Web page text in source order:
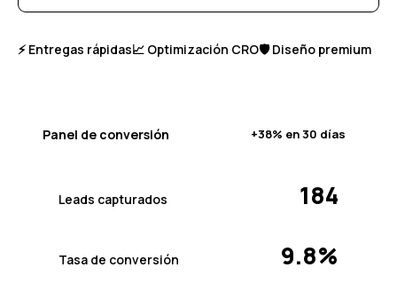
⚡ Entregas rápidas📈 Optimización CRO🛡️ Diseño premium
Panel de conversión +38% en 30 días
Leads capturados 184
Tasa de conversión 9.8%